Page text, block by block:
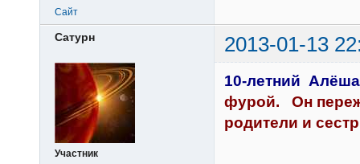
Сайт
Сатурн 2013-01-13
Участник
10-летний
фурой. Он
родители и